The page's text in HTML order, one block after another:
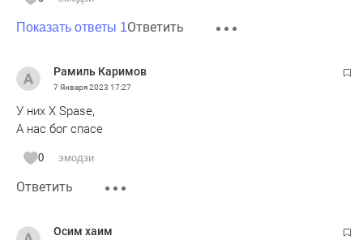
и вдруг... Прощенья попросил...
За Прибалтийцев извинялся,
За Польшу, их продажный дух,
За Украинский Бабий Яр...
Меня чуть не хватил удар...
И он мне произнёс в ответ:
простили гадов, не добили...
Показать ответы 1Ответить
Рамиль Каримов
7 Января 2023 17:27
У них Х Spase,
А нас бог спасе
0 эмодзи
Ответить
Осим хаим